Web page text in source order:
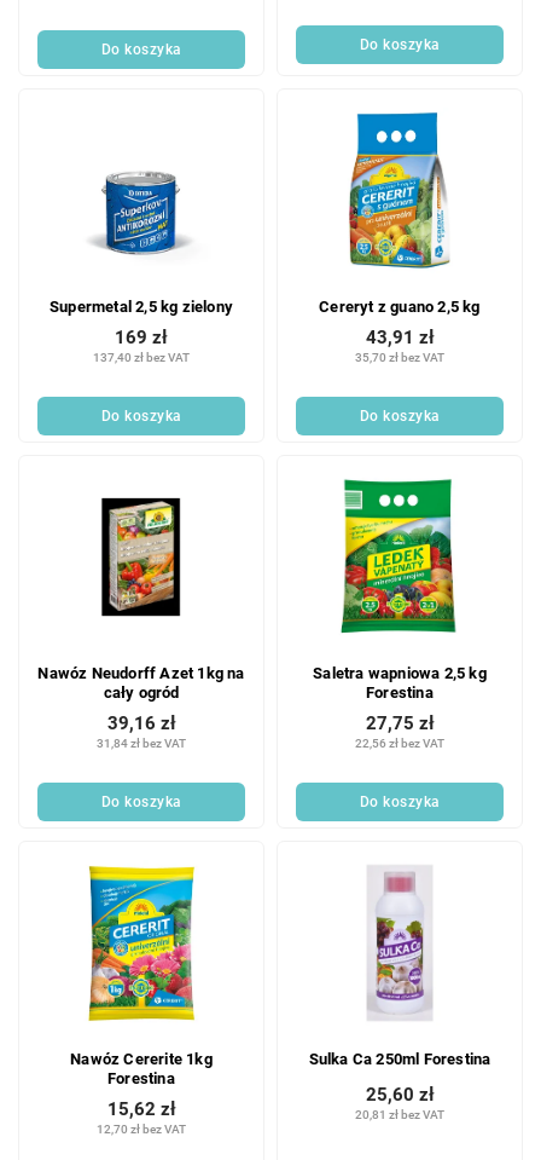
Do koszyka Do koszyka
Supermetal 2,5 kg zielony
137,40 zł bez VAT
169 zł
Do koszyka
Cereryt z guano 2,5 kg
35,70 zł bez VAT
43,91 zł
Do koszyka
Nawóz Neudorff Azet 1kg na
cały ogród
31,84 zł bez VAT
39,16 zł
Do koszyka
Saletra wapniowa 2,5 kg
Forestina
22,56 zł bez VAT
27,75 zł
Do koszyka
Nawóz Cererite 1kg
Forestina
12,70 zł bez VAT
15,62 zł
Sulka Ca 250ml Forestina
20,81 zł bez VAT
25,60 zł